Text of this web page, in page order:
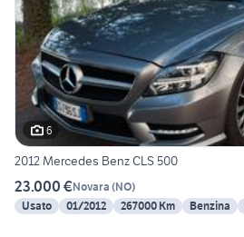
6
2012 Mercedes Benz CLS 500
23.000 €Novara (NO)
Usato
01/2012 267000 Km Benzina